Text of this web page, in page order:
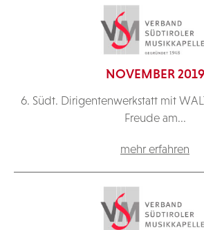
NOVEMBER 2019
6. Südt. Dirigentenwerkstatt mit
Freude am...
mehr erfahren